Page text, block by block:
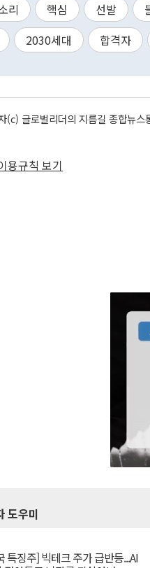
리 핵심 선발
2030세대 합격자
(c) 글로벌리더의 지름길 종합뉴
용규칙 보기
도우미
특징주] 빅테크 주가 급반등...AI